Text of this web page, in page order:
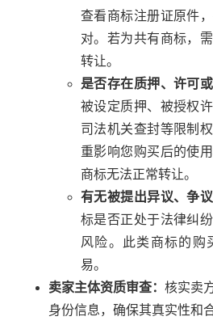
查看商标注册证原件
对。若为共有商标，
转让。
是否存在质押、许可
被设定质押、被授权
司法机关查封等限制
重影响您购买后的使
商标无法正常转让。
有无被提出异议、争议
标是否正处于法律纠
风险。此类商标的购
易。
卖家主体资质审查： 核实卖
身份信息，确保其真实性和